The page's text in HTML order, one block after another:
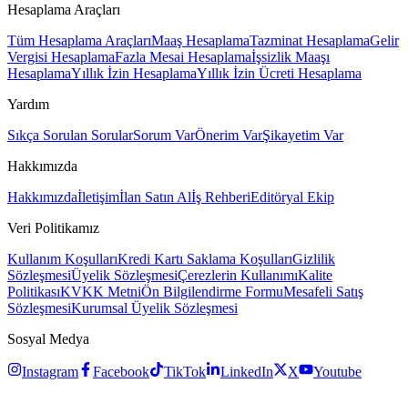
Hesaplama Araçları
Tüm Hesaplama AraçlarıMaaş HesaplamaTazminat HesaplamaGelir
Vergisi HesaplamaFazla Mesai Hesaplamaİşsizlik Maaşı
HesaplamaYıllık İzin HesaplamaYıllık İzin Ücreti Hesaplama
Yardım
Sıkça Sorulan SorularSorum VarÖnerim VarŞikayetim Var
Hakkımızda
Hakkımızdaİletişimİlan Satın Alİş RehberiEditöryal Ekip
Veri Politikamız
Kullanım KoşullarıKredi Kartı Saklama KoşullarıGizlilik
SözleşmesiÜyelik SözleşmesiÇerezlerin KullanımıKalite
PolitikasıKVKK MetniÖn Bilgilendirme FormuMesafeli Satış
SözleşmesiKurumsal Üyelik Sözleşmesi
Sosyal Medya
Instagram Facebook TikTok LinkedIn X
Youtube